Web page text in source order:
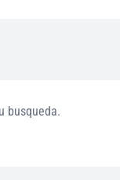
busqueda.